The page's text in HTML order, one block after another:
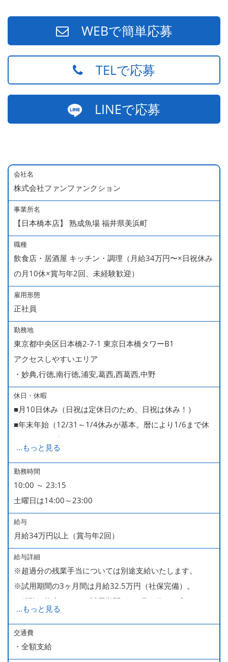
WEBで簡単応募
TELで応募
LINEで応募
会社名
株式会社ファンファンクション
事業所名
【日本橋本店】 熟成魚場 福井県美浜町
職種
飲食店・居酒屋 キッチン・調理（月給34万円〜×日祝休み
の月10休×賞与年2回、未経験歓迎）
雇用形態
正社員
勤務地
東京都中央区日本橋2-7-1 東京日本橋タワーB1
アクセスしやすいエリア
・妙典,行徳,南行徳,浦安,葛西,西葛西,中野
休日・休暇
■月10日休み（日祝は定休日のため、日祝は休み！）
■年末年始（12/31～1/4休みが基本。暦により1/6まで休
みなどもございます）
■GW・お盆（暦通り）
■有給休暇
■慶弔休暇
■産休・育休（男性育休取得4名・女性産休2名・育休復帰
率100％ ＊2023～2025年実績）
...もっと見る
勤務時間
10:00 ～ 23:15
土曜日は14:00～23:00
給与
月給34万円以上（賞与年2回）
給与詳細
※超過分の残業手当については別途支給いたします。
※試用期間の3ヶ月間は月給32.5万円（社保完備）。
経験・能力により、試用期間が1ヶ月で終わる方もいま
す。
※上記月給には、一律支給のみなし残業手当（月65時間
分・10万円）を含んでいます。
...もっと見る
交通費
・全額支給